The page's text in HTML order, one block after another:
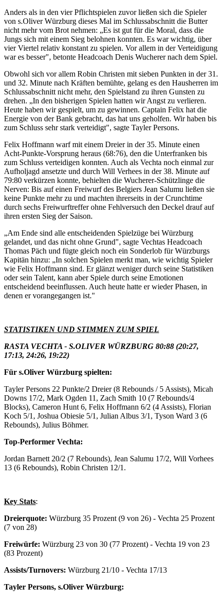
Anders als in den vier Pflichtspielen zuvor ließen sich die Spieler
von s.Oliver Würzburg dieses Mal im Schlussabschnitt die Butter
nicht mehr vom Brot nehmen: „Es ist gut für die Moral, dass die
Jungs sich mit einem Sieg belohnen konnten. Es war wichtig, über
vier Viertel relativ konstant zu spielen. Vor allem in der Verteidigung
war es besser", betonte Headcoach Denis Wucherer nach dem Spiel.
Obwohl sich vor allem Robin Christen mit sieben Punkten in der 31.
und 32. Minute nach Kräften bemühte, gelang es den Hausherren im
Schlussabschnitt nicht mehr, den Spielstand zu ihren Gunsten zu
drehen. „In den bisherigen Spielen hatten wir Angst zu verlieren.
Heute haben wir gespielt, um zu gewinnen. Captain Felix hat die
Energie von der Bank gebracht, das hat uns geholfen. Wir haben bis
zum Schluss sehr stark verteidigt", sagte Tayler Persons.
Felix Hoffmann warf mit einem Dreier in der 35. Minute einen
Acht-Punkte-Vorsprung heraus (68:76), den die Unterfranken bis
zum Schluss verteidigen konnten. Auch als Vechta noch einmal zur
Aufholjagd ansetzte und durch Will Verhees in der 38. Minute auf
79:80 verkürzen konnte, behielten die Wucherer-Schützlinge die
Nerven: Bis auf einen Freiwurf des Belgiers Jean Salumu ließen sie
keine Punkte mehr zu und machten ihrerseits in der Crunchtime
durch sechs Freiwurftreffer ohne Fehlversuch den Deckel drauf auf
ihren ersten Sieg der Saison.
„Am Ende sind alle entscheidenden Spielzüge bei Würzburg
gelandet, und das nicht ohne Grund", sagte Vechtas Headcoach
Thomas Päch und fügte gleich noch ein Sonderlob für Würzburgs
Kapitän hinzu: „In solchen Spielen merkt man, wie wichtig Spieler
wie Felix Hoffmann sind. Er glänzt weniger durch seine Statistiken
oder sein Talent, kann aber Spiele durch seine Emotionen
entscheidend beeinflussen. Auch heute hatte er wieder Phasen, in
denen er vorangegangen ist."
STATISTIKEN UND STIMMEN ZUM SPIEL
RASTA VECHTA - S.OLIVER WÜRZBURG 80:88 (20:27,
17:13, 24:26, 19:22)
Für s.Oliver Würzburg spielten:
Tayler Persons 22 Punkte/2 Dreier (8 Rebounds / 5 Assists), Micah
Downs 17/2, Mark Ogden 11, Zach Smith 10 (7 Rebounds/4
Blocks), Cameron Hunt 6, Felix Hoffmann 6/2 (4 Assists), Florian
Koch 5/1, Joshua Obiesie 5/1, Julian Albus 3/1, Tyson Ward 3 (6
Rebounds), Julius Böhmer.
Top-Performer Vechta:
Jordan Barnett 20/2 (7 Rebounds), Jean Salumu 17/2, Will Vorhees
13 (6 Rebounds), Robin Christen 12/1.
Key Stats:
Dreierquote: Würzburg 35 Prozent (9 von 26) - Vechta 25 Prozent
(7 von 28)
Freiwürfe: Würzburg 23 von 30 (77 Prozent) - Vechta 19 von 23
(83 Prozent)
Assists/Turnovers: Würzburg 21/10 - Vechta 17/13
Tayler Persons, s.Oliver Würzburg: